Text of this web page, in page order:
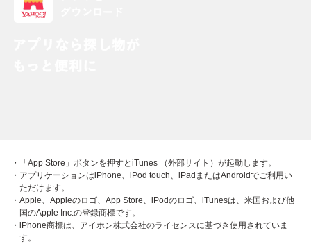
・「App Store」ボタンを押すとiTunes （外部サイト）が起動します。
・アプリケーションはiPhone、iPod touch、iPadまたはAndroidでご利用い
ただけます。
・Apple、Appleのロゴ、App Store、iPodのロゴ、iTunesは、米国および他
国のApple Inc.の登録商標です。
・iPhone商標は、アイホン株式会社のライセンスに基づき使用されていま
す。